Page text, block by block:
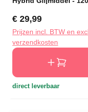
Normale prijs:
€ 29,99
Prijzen incl. BTW en
verzendkosten
direct leverbaar